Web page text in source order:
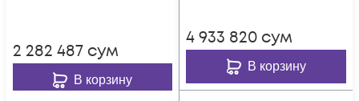
2 282 487 сум
В корзину
4 933 820 сум
В корзину